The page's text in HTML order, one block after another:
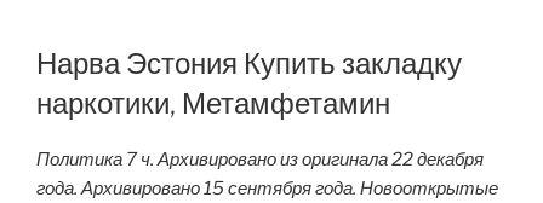
Нарва Эстония Купить закладку
наркотики, Метамфетамин
Политика 7 ч. Архивировано из оригинала 22 декабря
года. Архивировано 15 сентября года. Новооткрытые